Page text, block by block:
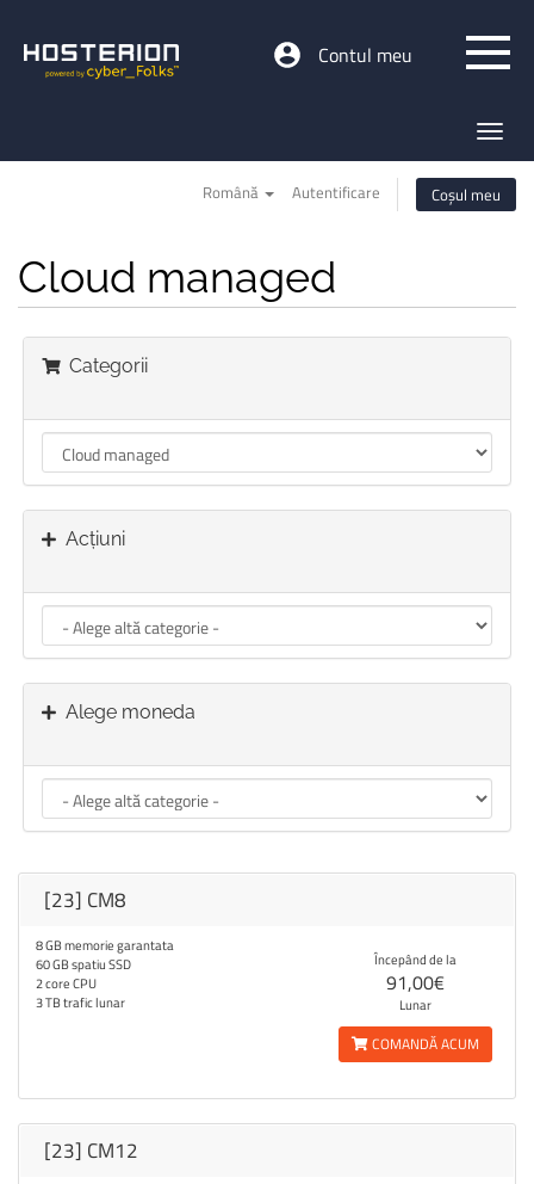
Contul meu
Română Autentificare Coșul meu
Cloud managed
Categorii
Acțiuni
Alege moneda
[23] CM8
8 GB memorie garantata
60 GB spatiu SSD
2 core CPU
3 TB trafic lunar
Începând de la
91,00€
Lunar
COMANDĂ ACUM
[23] CM12